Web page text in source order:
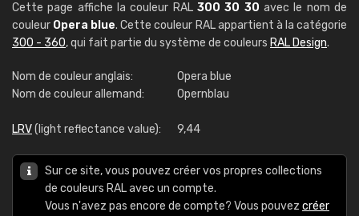
Cette page affiche la couleur RAL 300 30 30 avec le nom de
couleur Opera blue. Cette couleur RAL appartient à la catégorie
300 - 360, qui fait partie du système de couleurs RAL Design.
Nom de couleur anglais:
Opera blue
Nom de couleur allemand:
Opernblau
LRV(light reflectance value): 9,44
Sur ce site, vous pouvez créer vos propres collections
de couleurs RAL avec un compte.
Vous n'avez pas encore de compte? Vous pouvez créer